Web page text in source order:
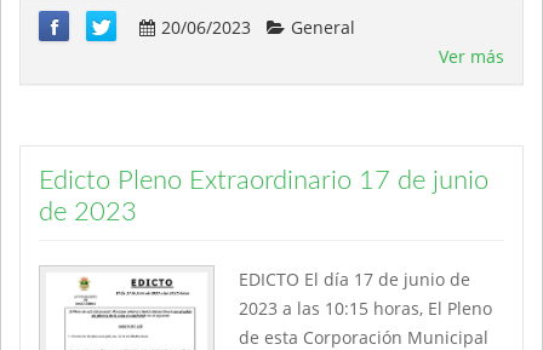
20/06/2023
General
Ver más
Edicto Pleno Extraordinario 17 de junio
de 2023
EDICTO El día 17 de junio de
2023 a las 10:15 horas, El Pleno
de esta Corporación Municipal